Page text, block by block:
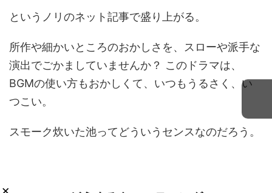
というノリのネット記事で盛り上がる。
所作や細かいところのおかしさを、スローや派手な
演出でごかましていませんか？ このドラマは、
BGMの使い方もおかしくて、いつもうるさく、い
つこい。
スモーク炊いた池ってどういうセンスなのだろう。